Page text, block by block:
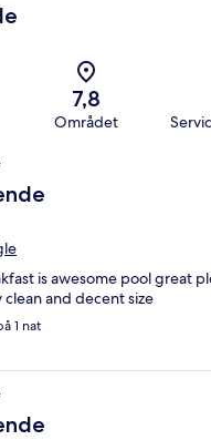
7,8
Området
is awesome pool great
and decent size
1 nat